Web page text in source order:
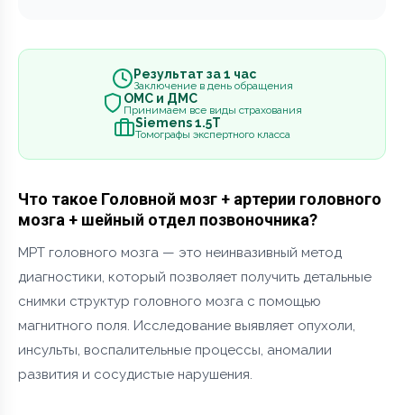
Результат за 1 час
Заключение в день обращения
ОМС и ДМС
Принимаем все виды страхования
Siemens 1.5Т
Томографы экспертного класса
Что такое Головной мозг + артерии головного
мозга + шейный отдел позвоночника?
МРТ головного мозга — это неинвазивный метод
диагностики, который позволяет получить детальные
снимки структур головного мозга с помощью
магнитного поля. Исследование выявляет опухоли,
инсульты, воспалительные процессы, аномалии
развития и сосудистые нарушения.